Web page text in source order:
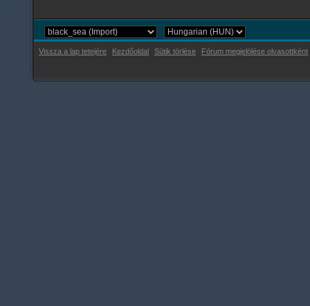
Vissza a lap tetejére Kezdőoldal Sütik törlése Fórum megjelölése olvasottként